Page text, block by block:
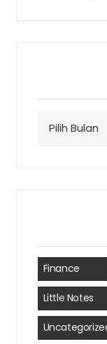
Finance
Little Notes